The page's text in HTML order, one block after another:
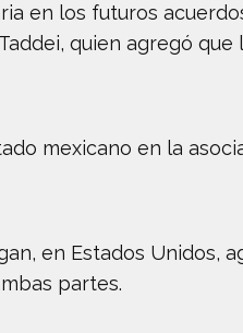
en los futuros
quien agregó
mexicano en la
en Estados Unidos,
partes.